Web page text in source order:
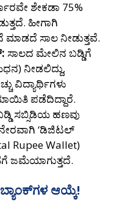
ಶೇಕಡಾ 75%
ಹೀಗಾಗಿ
ಸಾಲ ನೀಡುತ್ತವೆ.
ಸಾಲದ ಮೇಲಿನ ಬಡ್ಡಿಗೆ
ನೀಡಲಿದ್ದು,
ವಿದ್ಯಾರ್ಥಿಗಳು
ಪಡೆದಿದ್ದಾರೆ.
ಸಬ್ಸಿಡಿಯ ಹಣವು
‘ಡಿಜಿಟಲ್
Rupee Wallet)
ಜಮೆಯಾಗುತ್ತದೆ.
ಆಯ್ಕೆ!